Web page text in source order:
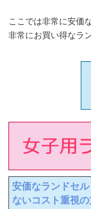
ここでは非常に安価
非常にお買い得なラ
安価なランドセル
ないコスト重視の